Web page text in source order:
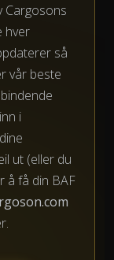
Cargosons
hver
så
vår beste
i
ut (eller du
å få din BAF